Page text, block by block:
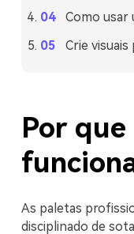
Como usar
Crie
Por
As paletas
disciplinado de